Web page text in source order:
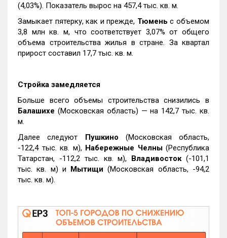
(4,03%). Показатель вырос на 457,4 тыс. кв. м.
Замыкает пятерку, как и прежде, Тюмень с объемом
3,8 млн кв. м, что соответствует 3,07% от общего
объема строительства жилья в стране. За квартал
прирост составил 17,7 тыс. кв. м.
Стройка замедляется
Больше всего объемы строительства снизились в
Балашихе (Московская область) — на 142,7 тыс. кв.
м.
Далее следуют Пушкино (Московская область,
-122,4 тыс. кв. м), Набережные Челны(Республика
Татарстан, -112,2 тыс. кв. м), Владивосток(-101,1
тыс. кв. м) и Мытищи (Московская область, -94,2
тыс. кв. м).